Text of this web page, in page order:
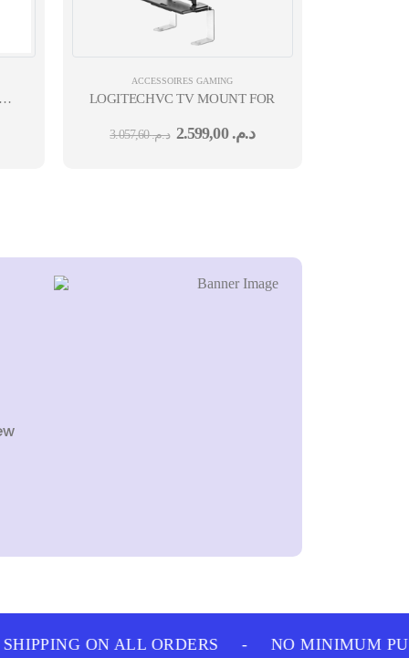
ACCESSOIRES GAMING
LOGITECHVC TV MOUNT FOR VIDEO BARS 0M
د.م.3.057,60 د.م. 2.599,00
ON ALL ORDERS NO MINIMUM